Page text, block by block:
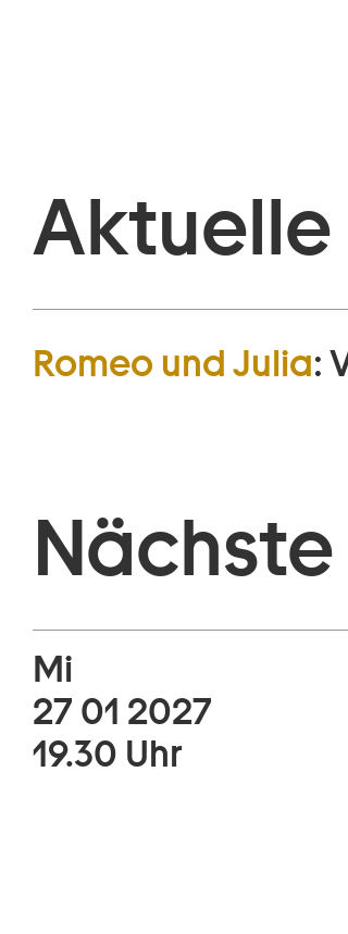
Romeo und Julia:
Nächste
Mi
27 01 2027
19.30 Uhr